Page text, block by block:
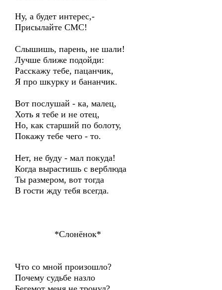
Ну, а будет интерес,-
Присылайте СМС!
Слышишь, парень, не шали!
Лучше ближе подойди:
Расскажу тебе, пацанчик,
Я про шкурку и бананчик.
Вот послушай - ка, малец,
Хоть я тебе и не отец,
Но, как старший по болоту,
Покажу тебе чего - то.
Нет, не буду - мал покуда!
Когда вырастишь с верблюда
Ты размером, вот тогда
В гости жду тебя всегда.
*Слонёнок*
Что со мной произошло?
Почему судьбе назло